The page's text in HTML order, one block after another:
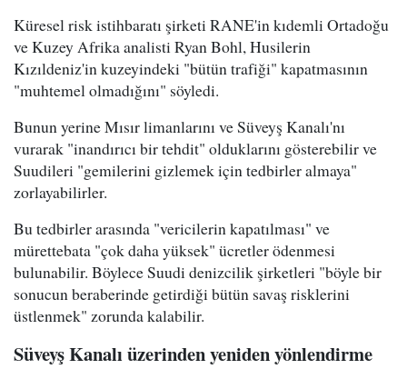
Küresel risk istihbaratı şirketi RANE'in kıdemli Ortadoğu
ve Kuzey Afrika analisti Ryan Bohl, Husilerin
Kızıldeniz'in kuzeyindeki "bütün trafiği" kapatmasının
"muhtemel olmadığını" söyledi.
Bunun yerine Mısır limanlarını ve Süveyş Kanalı'nı
vurarak "inandırıcı bir tehdit" olduklarını gösterebilir ve
Suudileri "gemilerini gizlemek için tedbirler almaya"
zorlayabilirler.
Bu tedbirler arasında "vericilerin kapatılması" ve
mürettebata "çok daha yüksek" ücretler ödenmesi
bulunabilir. Böylece Suudi denizcilik şirketleri "böyle bir
sonucun beraberinde getirdiği bütün savaş risklerini
üstlenmek" zorunda kalabilir.
Süveyş Kanalı üzerinden yeniden yönlendirme